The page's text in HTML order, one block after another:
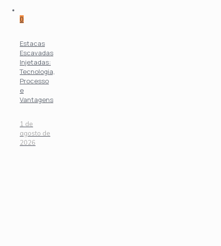
0
Estacas
Escavadas
Injetadas:
Tecnologia,
Processo
e
Vantagens
1 de
agosto de
2026